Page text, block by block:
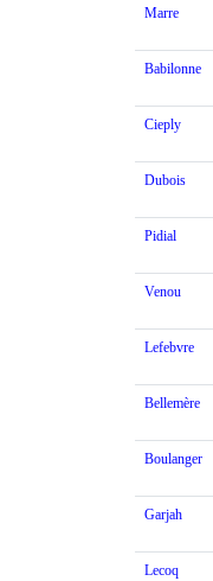
Marre
Babilonne
Cieply
Dubois
Pidial
Venou
Lefebvre
Bellemère
Boulanger
Garjah
Lecoq